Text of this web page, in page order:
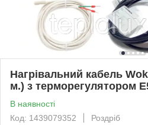
Нагрівальний кабель
м.) з терморегулятором
В наявності
Код: 1439079352
Роздріб